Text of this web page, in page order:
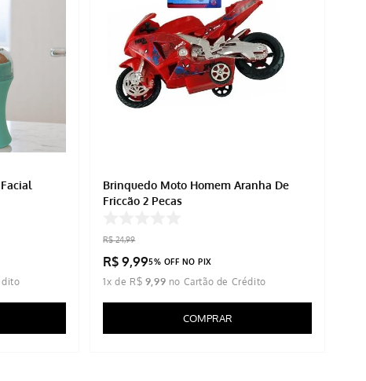
Brinquedo Moto Homem Aranha De
Fricção 2 Peças
R$ 24,99
R$ 9,995% OFF NO PIX
1x de R$ 9,99
COMPRAR